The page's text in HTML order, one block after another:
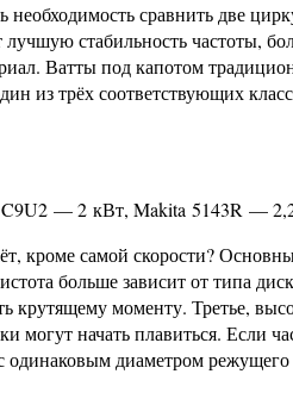
необходимость сравнить две
стабильность частоты,
Ватты под капотом
из трёх соответствующих
C9U2 — 2 кВт, Makita 5143R —
кроме самой скорости?
больше зависит от типа
крутящему моменту. Третье,
могут начать плавиться. Если
диаметром